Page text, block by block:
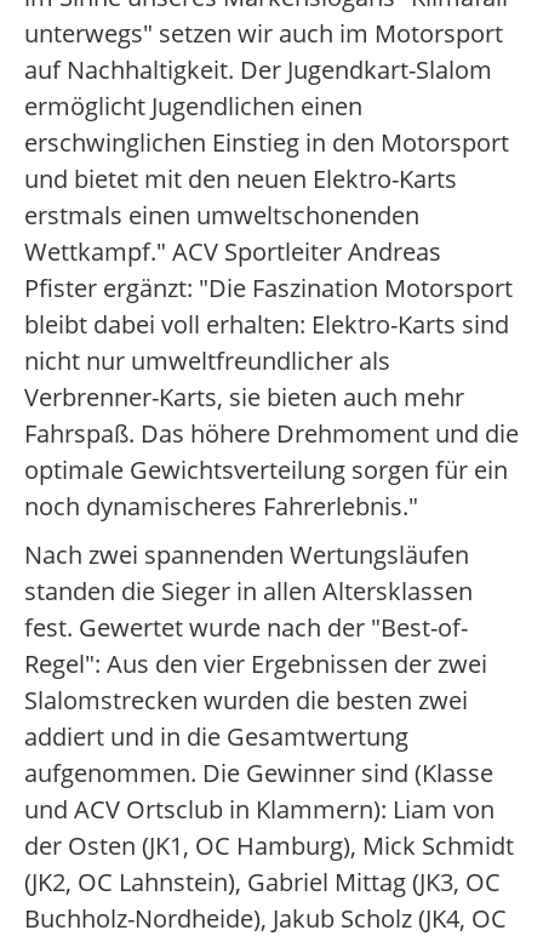
unterwegs" setzen wir auch im Motorsport
auf Nachhaltigkeit. Der Jugendkart-Slalom
ermöglicht Jugendlichen einen
erschwinglichen Einstieg in den Motorsport
und bietet mit den neuen Elektro-Karts
erstmals einen umweltschonenden
Wettkampf." ACV Sportleiter Andreas
Pfister ergänzt: "Die Faszination Motorsport
bleibt dabei voll erhalten: Elektro-Karts sind
nicht nur umweltfreundlicher als
Verbrenner-Karts, sie bieten auch mehr
Fahrspaß. Das höhere Drehmoment und die
optimale Gewichtsverteilung sorgen für ein
noch dynamischeres Fahrerlebnis."
Nach zwei spannenden Wertungsläufen
standen die Sieger in allen Altersklassen
fest. Gewertet wurde nach der "Best-of-
Regel": Aus den vier Ergebnissen der zwei
Slalomstrecken wurden die besten zwei
addiert und in die Gesamtwertung
aufgenommen. Die Gewinner sind (Klasse
und ACV Ortsclub in Klammern): Liam von
der Osten (JK1, OC Hamburg), Mick Schmidt
(JK2, OC Lahnstein), Gabriel Mittag (JK3, OC
Buchholz-Nordheide), Jakub Scholz (JK4, OC